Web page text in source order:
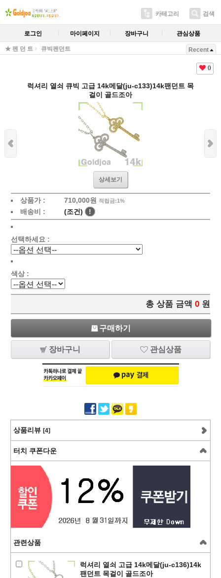
카테고리 검색
로그인 마이페이지 장바구니 관심상품
★ 펜 던 트 큐빅펜던트 Recent
0
럭셔리 열쇠 큐빅 고급 14k메달(ju-c133)14k팬던트 목
걸이 골드조아
상세보기
상품가 : 710,000원 적립금:1%
배송비 : (조건) !
선택하세요 :
색상 :
총 상품 금액 0 원
구매하기
장바구니 관심상품
상품리뷰 [4]
터치 쿠폰다운
관련상품
럭셔리 열쇠 고급 14k메달(ju-c136)14k
팬던트 목걸이 골드조아